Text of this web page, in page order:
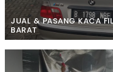
JUAL & PASANG KACA
BARAT